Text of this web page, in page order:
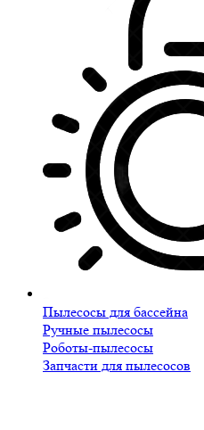
Пылесосы для бассейна
Ручные пылесосы
Роботы-пылесосы
Запчасти для пылесосов